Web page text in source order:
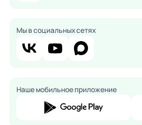
Мы в социальных сетях
Наше мобильное приложение